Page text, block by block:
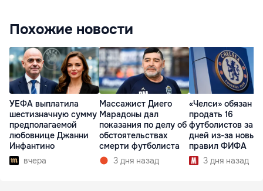
Похожие новости
УЕФА выплатила
шестизначную сумму
предполагаемой
любовнице Джанни
Инфантино
вчера
Массажист Диего
Марадоны дал
показания по делу об
обстоятельствах
смерти футболиста
3 дня назад
«Челси» обязан
продать 16
футболистов за
дней из-за новых
правил ФИФА
3 дня назад